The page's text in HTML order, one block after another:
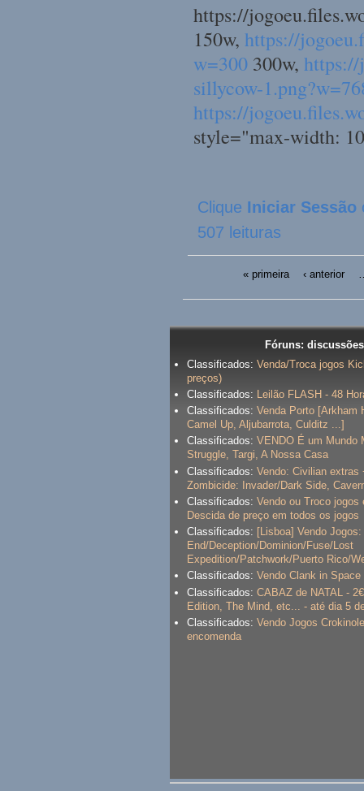
https://
150w, https://
w=300300w, https://
sillycow-
https://
style="max-width:
Clique Iniciar Sessão
507 leituras
« primeira ‹ anterior
Fóruns:
Classificados: Venda/Troca jogos
preços)
Classificados:
Leilão FLASH - 48
Classificados: Venda Porto [Arkham
Camel Up, Aljubarrota, Culditz ...]
Classificados: VENDO É um Mundo
Struggle, Targi, A Nossa Casa
Classificados: Vendo: Civilian extras
Zombicide: Invader/Dark Side,
Classificados: Vendo ou Troco
Descida de preço em todos os jogos
Classificados: [Lisboa] Vendo Jogos:
End/Deception/Dominion/Fuse/Lost
Expedition/Patchwork/Puerto Rico/
Classificados: Vendo Clank in
Classificados: CABAZ de NATAL -
Edition, The Mind, etc... - até dia 5
Classificados: Vendo Jogos
encomenda